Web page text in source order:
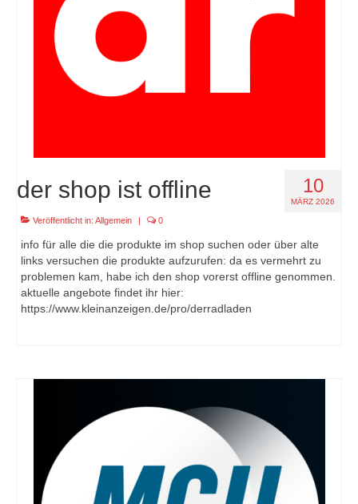
10
MÄRZ 2026
der shop ist offline
Veröffentlicht in: Allgemein 0
info für alle die die produkte im shop suchen oder über alte
links versuchen die produkte aufzurufen: da es vermehrt zu
problemen kam, habe ich den shop vorerst offline genommen.
aktuelle angebote findet ihr hier:
https://www.kleinanzeigen.de/pro/derradladen